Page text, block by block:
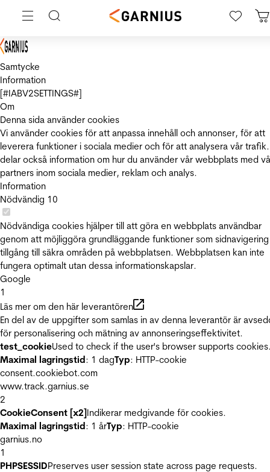
Samtycke
Information
[#IABV2SETTINGS#]
Om
Denna sida använder cookies
Vi använder cookies för att anpassa innehåll och annonser, för att
leverera funktioner i sociala medier och för att analysera vår
delar också information om hur du använder vår webbplats med
partners inom sociala medier, reklam och analys.
Information
Nödvändig 10
Nödvändiga cookies hjälper till att göra en webbplats användbar
genom att möjliggöra grundläggande funktioner som
tillgång till säkra områden på webbplatsen. Webbplatsen kan inte
fungera optimalt utan dessa informationskapslar.
Google
1
Läs mer om den här leverantören
En del av de uppgifter som samlas in av denna leverantör är
för personalisering och mätning av annonseringseffektivitet.
test_cookieUsed to check if the user's browser supports
Maximal lagringstid: 1 dagTyp: HTTP-cookie
consent.cookiebot.com
www.track.garnius.se
2
CookieConsent [x2]Indikerar medgivande för cookies.
Maximal lagringstid: 1 årTyp: HTTP-cookie
garnius.no
1
PHPSESSIDPreserves user session state across page requests.